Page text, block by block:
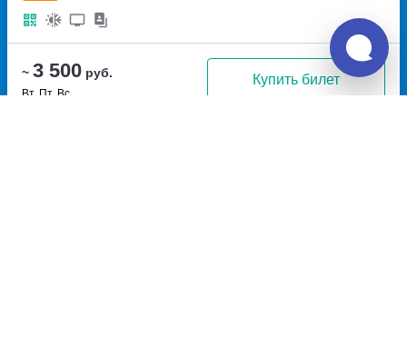
~ 3 500 руб.
Вт, Пт, Вс
Купить билет